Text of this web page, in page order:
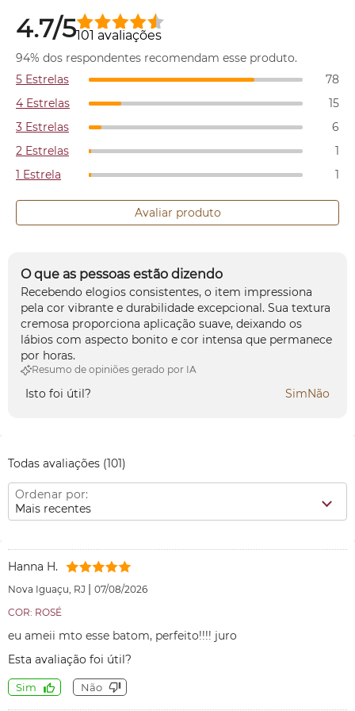
4.7/5101 avaliações
94% dos respondentes recomendam esse produto.
5 Estrelas
78
4 Estrelas
15
3 Estrelas
6
2 Estrelas
1
1 Estrela
1
Avaliar produto
O que as pessoas estão dizendo
Recebendo elogios consistentes, o item impressiona
pela cor vibrante e durabilidade excepcional. Sua textura
cremosa proporciona aplicação suave, deixando os
lábios com aspecto bonito e cor intensa que permanece
por horas.
Resumo de opiniões gerado por IA
Isto foi útil? SimNão
Todas avaliações (101)
Ordenar por:
Mais recentes
Hanna H.
Nova Iguaçu, RJ | 07/08/2026
COR: ROSÉ
eu ameii mto esse batom, perfeito!!!! juro
Esta avaliação foi útil?
Sim Não